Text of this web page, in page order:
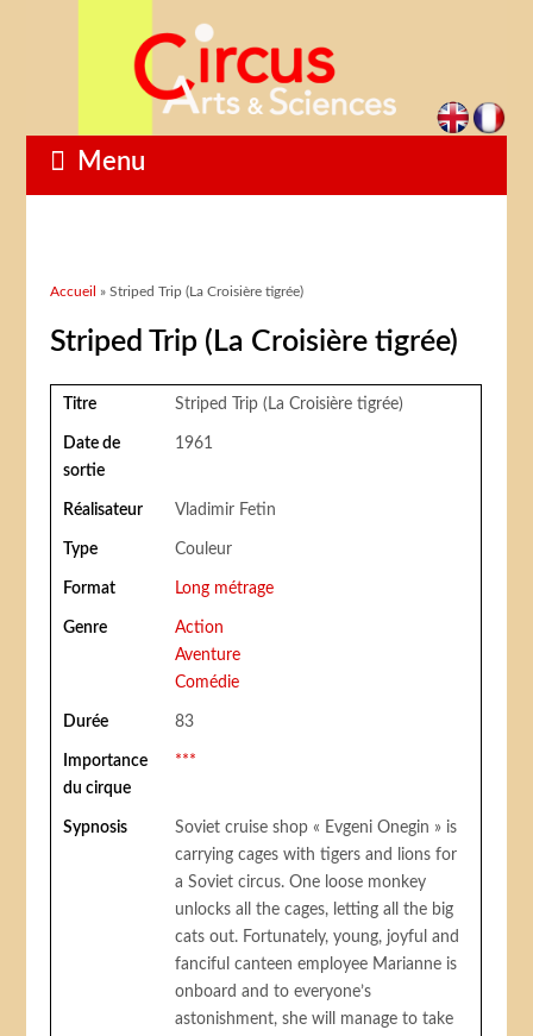
Menu
Vous êtes ici
Accueil » Striped Trip (La Croisière tigrée)
Striped Trip (La Croisière tigrée)
Titre Striped Trip (La Croisière tigrée)
Date de
sortie
1961
Réalisateur Vladimir Fetin
Type Couleur
Format Long métrage
Genre
Action
Aventure
Comédie
Durée 83
Importance
du cirque
***
Sypnosis
Soviet cruise shop « Evgeni Onegin » is
carrying cages with tigers and lions for
a Soviet circus. One loose monkey
unlocks all the cages, letting all the big
cats out. Fortunately, young, joyful and
fanciful canteen employee Marianne is
onboard and to everyone’s
astonishment, she will manage to take